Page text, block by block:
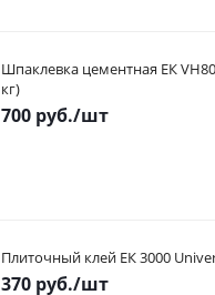
Шпаклевка цементная ЕК
кг)
700 руб./шт
Плиточный клей ЕК 3000
370 руб./шт